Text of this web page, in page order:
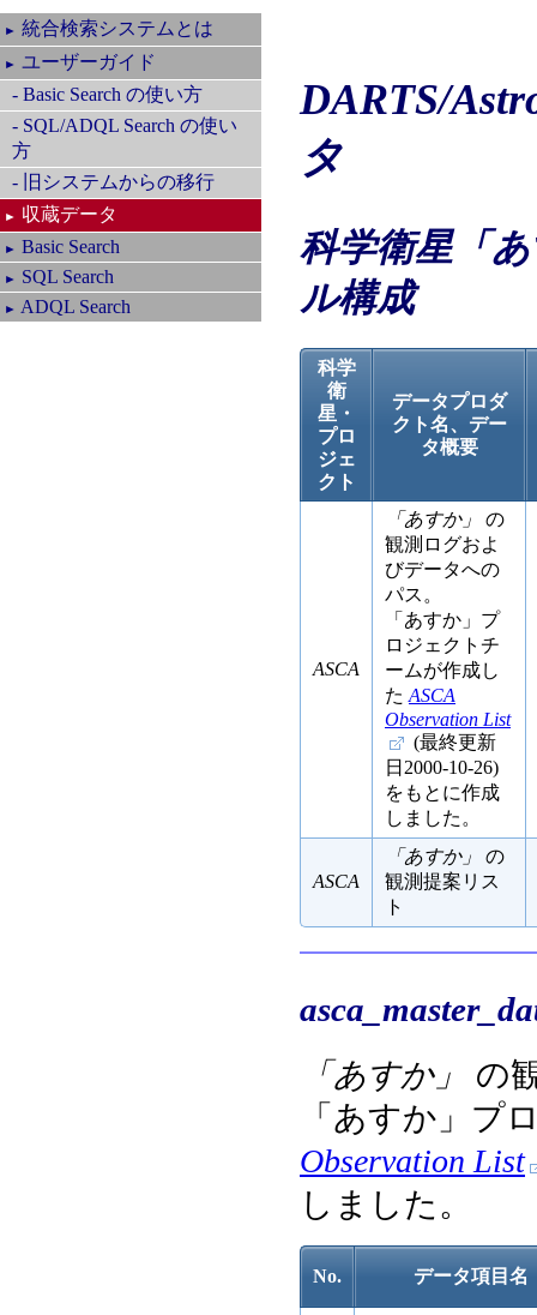
► 統合検索システムとは
► ユーザーガイド
- Basic Search の使い方
- SQL/ADQL Search の使い
方
- 旧システムからの移行
► 収蔵データ
► Basic Search
► SQL Search
► ADQL Search
DARTS/
タ
科学衛星「
ル構成
科学
衛
星・
プロ
ジェ
クト
データプロダ
クト名、デー
タ概要
ASCA
「あすか」
の
観測ログおよ
びデータへの
パス。
「あすか」プ
ロジェクトチ
ームが作成し
た ASCA
Observation List
(最終更新
日2000-10-26)
をもとに作成
しました。
ASCA
「あすか」
の
観測提案リス
ト
「あすか」
の
「あすか」プ
Observation List
しました。
No. データ項目名